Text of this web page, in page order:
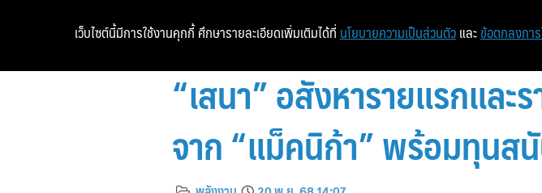
หน้าแรก ท่อ
“เสนา” อสังหารายแรกและ
จาก “แม็คนิก้า” พร้อมทุน
เว็บไซต์นี้มีการใช้งานคุกกี้ ศึกษารายละเอียดเพิ่มเติมได้ที่ นโยบายความเป็นส่วนตัว และ ข้อตกลงกา